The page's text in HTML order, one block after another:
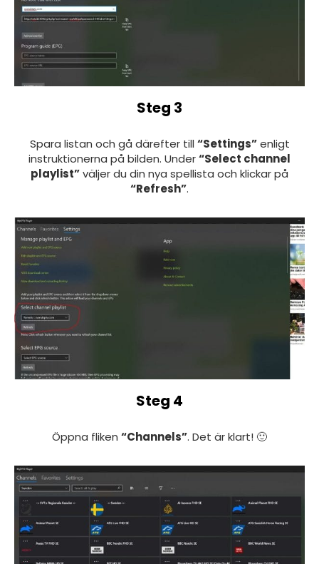
Steg 3
Spara listan och gå därefter till “Settings”enligt
instruktionerna på bilden. Under“Select channel
playlist”väljer du din nya spellista och klickar på
“Refresh”.
Steg 4
Öppna fliken “Channels”. Det är klart! 🙂